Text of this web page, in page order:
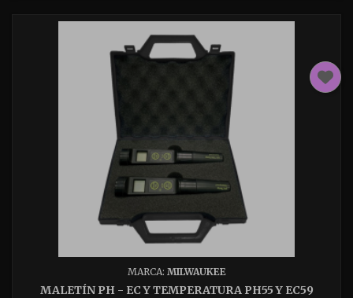
MARCA: MILWAUKEE
MALETÍN PH - EC Y TEMPERATURA PH55 Y EC59